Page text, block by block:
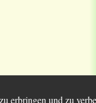
erbringen und zu